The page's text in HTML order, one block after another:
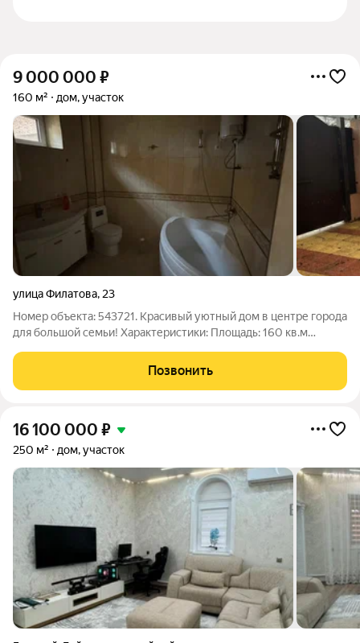
9 000 000 ₽
160 м² дом, участок
улица Филатова, 23
Номер объекта: 543721. Красивый уютный дом в центре города
для большой семьи! Характеристики: Площадь: 160 кв.м
Остановка Школа Садик Магазины ТЦ Дополнительная
информация Окна спален выходят на
Позвонить
16 100 000 ₽
250 м² дом, участок